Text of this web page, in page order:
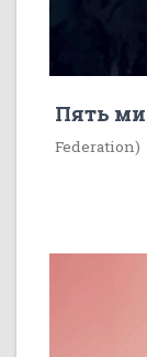
Пять
Federation)